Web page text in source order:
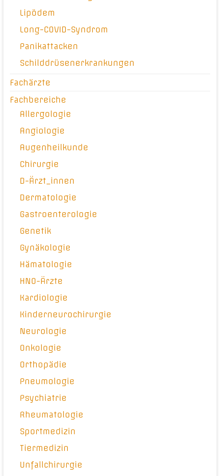
Lipödem
Long-COVID-Syndrom
Panikattacken
Schilddrüsenerkrankungen
Fachärzte
Fachbereiche
Allergologie
Angiologie
Augenheilkunde
Chirurgie
D-Ärzt_innen
Dermatologie
Gastroenterologie
Genetik
Gynäkologie
Hämatologie
HNO-Ärzte
Kardiologie
Kinderneurochirurgie
Neurologie
Onkologie
Orthopädie
Pneumologie
Psychiatrie
Rheumatologie
Sportmedizin
Tiermedizin
Unfallchirurgie